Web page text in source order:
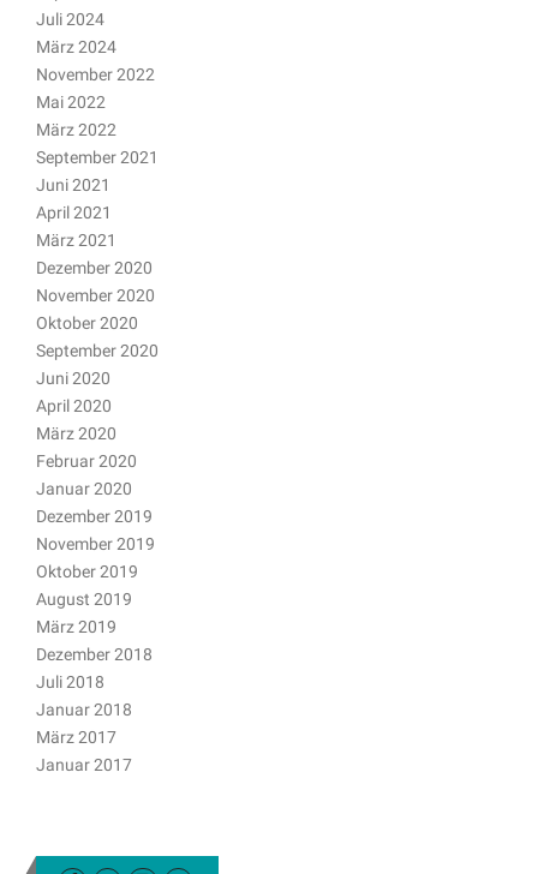
Juli 2024
März 2024
November 2022
Mai 2022
März 2022
September 2021
Juni 2021
April 2021
März 2021
Dezember 2020
November 2020
Oktober 2020
September 2020
Juni 2020
April 2020
März 2020
Februar 2020
Januar 2020
Dezember 2019
November 2019
Oktober 2019
August 2019
März 2019
Dezember 2018
Juli 2018
Januar 2018
März 2017
Januar 2017